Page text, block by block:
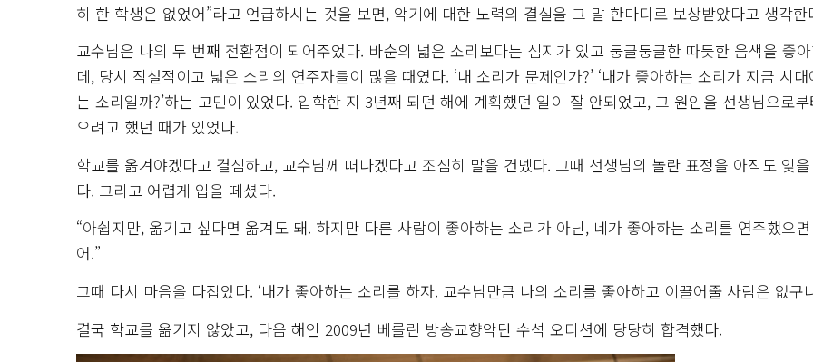
히 한 학생은 없었어”라고 언급하시는 것을 보면, 악기에 대한 노력의 결실을 그 말 한마디로 보상받았다고 생각한
교수님은 나의 두 번째 전환점이 되어주었다. 바순의 넓은 소리보다는 심지가 있고 둥글둥글한 따듯한 음색을 좋
데, 당시 직설적이고 넓은 소리의 연주자들이 많을 때였다. ‘내 소리가 문제인가?’ ‘내가 좋아하는 소리가 지금 시
는 소리일까?’하는 고민이 있었다. 입학한 지 3년째 되던 해에 계획했던 일이 잘 안되었고, 그 원인을 선생님으로
으려고 했던 때가 있었다.
학교를 옮겨야겠다고 결심하고, 교수님께 떠나겠다고 조심히 말을 건넸다. 그때 선생님의 놀란 표정을 아직도 잊
다. 그리고 어렵게 입을 떼셨다.
“아쉽지만, 옮기고 싶다면 옮겨도 돼. 하지만 다른 사람이 좋아하는 소리가 아닌, 네가 좋아하는 소리를 연주했으
어.”
그때 다시 마음을 다잡았다. ‘내가 좋아하는 소리를 하자. 교수님만큼 나의 소리를 좋아하고 이끌어줄 사람은 없구
결국 학교를 옮기지 않았고, 다음 해인 2009년 베를린 방송교향악단 수석 오디션에 당당히 합격했다.